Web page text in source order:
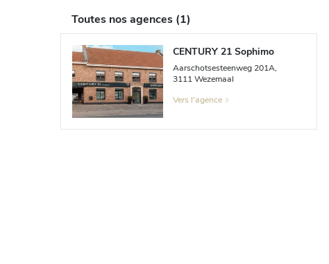
Toutes nos agences (1)
CENTURY 21 Sophimo
Aarschotsesteenweg 201A,
3111 Wezemaal
Vers l'agence